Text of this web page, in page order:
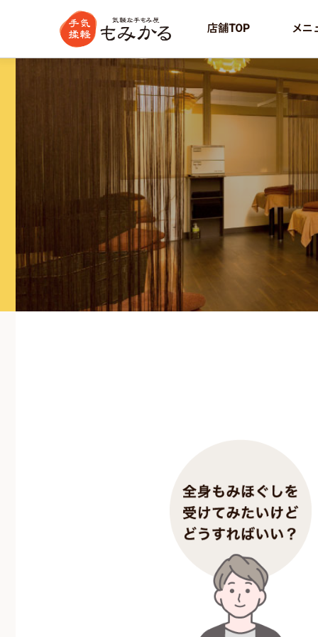
店舗TOP メニ